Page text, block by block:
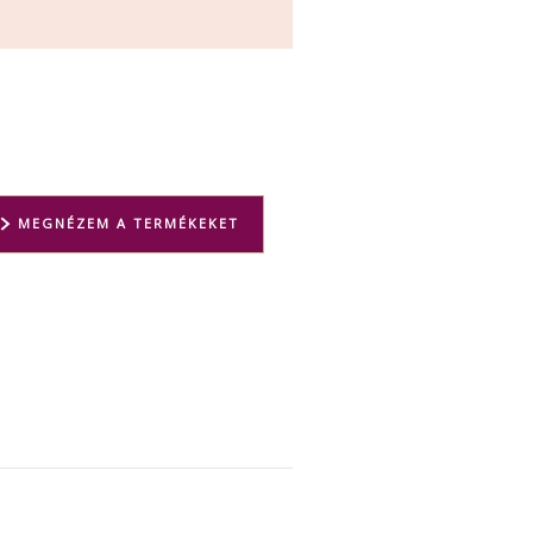
MEGNÉZEM A TERMÉKEKET